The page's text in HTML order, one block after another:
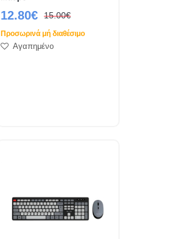
12.80€ 15.00€
Προσωρινά μή διαθέσιμο
Αγαπημένο